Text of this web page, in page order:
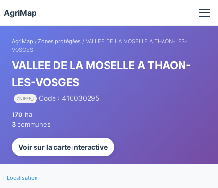
AgriMap
AgriMap / Zones protégées / VALLEE DE LA MOSELLE A THAON-LES-
VOSGES
VALLEE DE LA MOSELLE A THAON-
LES-VOSGES
ZNIEFF_I Code : 410030295
170 ha
3 communes
Voir sur la carte interactive
Localisation